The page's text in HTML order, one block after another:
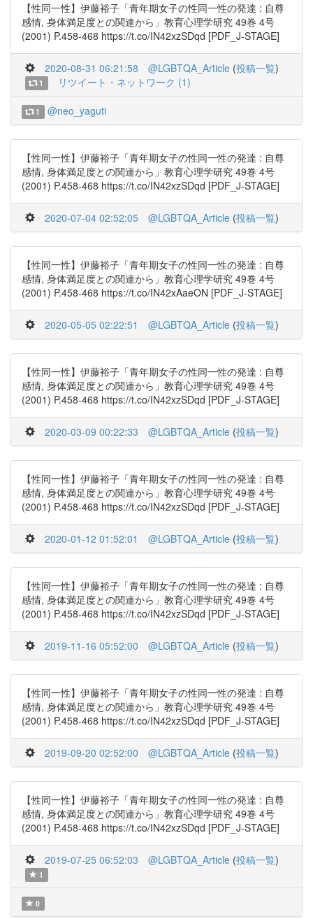
【性同一性】伊藤裕子「青年期女子の性同一性の発達 : 自尊
感情, 身体満足度との関連から」教育心理学研究 49巻 4号
(2001) P.458-468 https://t.co/IN42xzSDqd [PDF_J-STAGE]
2020-08-31 06:21:58 @LGBTQA_Article (投稿一覧)
1 リツイート・ネットワーク (1)
1 @neo_yaguti
【性同一性】伊藤裕子「青年期女子の性同一性の発達 : 自尊
感情, 身体満足度との関連から」教育心理学研究 49巻 4号
(2001) P.458-468 https://t.co/IN42xzSDqd [PDF_J-STAGE]
2020-07-04 02:52:05 @LGBTQA_Article (投稿一覧)
【性同一性】伊藤裕子「青年期女子の性同一性の発達 : 自尊
感情, 身体満足度との関連から」教育心理学研究 49巻 4号
(2001) P.458-468 https://t.co/IN42xAaeON [PDF_J-STAGE]
2020-05-05 02:22:51 @LGBTQA_Article (投稿一覧)
【性同一性】伊藤裕子「青年期女子の性同一性の発達 : 自尊
感情, 身体満足度との関連から」教育心理学研究 49巻 4号
(2001) P.458-468 https://t.co/IN42xzSDqd [PDF_J-STAGE]
2020-03-09 00:22:33 @LGBTQA_Article (投稿一覧)
【性同一性】伊藤裕子「青年期女子の性同一性の発達 : 自尊
感情, 身体満足度との関連から」教育心理学研究 49巻 4号
(2001) P.458-468 https://t.co/IN42xzSDqd [PDF_J-STAGE]
2020-01-12 01:52:01 @LGBTQA_Article (投稿一覧)
【性同一性】伊藤裕子「青年期女子の性同一性の発達 : 自尊
感情, 身体満足度との関連から」教育心理学研究 49巻 4号
(2001) P.458-468 https://t.co/IN42xzSDqd [PDF_J-STAGE]
2019-11-16 05:52:00 @LGBTQA_Article (投稿一覧)
【性同一性】伊藤裕子「青年期女子の性同一性の発達 : 自尊
感情, 身体満足度との関連から」教育心理学研究 49巻 4号
(2001) P.458-468 https://t.co/IN42xzSDqd [PDF_J-STAGE]
2019-09-20 02:52:00 @LGBTQA_Article (投稿一覧)
【性同一性】伊藤裕子「青年期女子の性同一性の発達 : 自尊
感情, 身体満足度との関連から」教育心理学研究 49巻 4号
(2001) P.458-468 https://t.co/IN42xzSDqd [PDF_J-STAGE]
2019-07-25 06:52:03 @LGBTQA_Article (投稿一覧)
1
0